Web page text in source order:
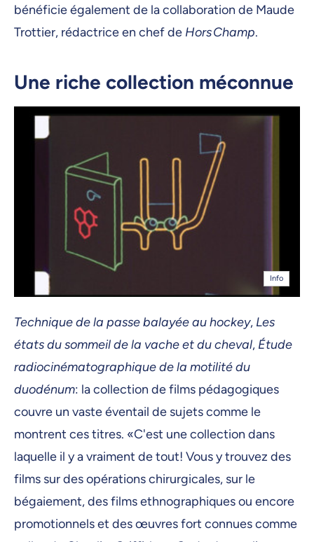
bénéficie également de la collaboration de Maude
Trottier, rédactrice en chef de Hors Champ.
Une riche collection méconnue
Info
Technique de la passe balayée au hockey, Les
états du sommeil de la vache et du cheval, Étude
radiocinématographique de la motilité du
duodénum: la collection de films pédagogiques
couvre un vaste éventail de sujets comme le
montrent ces titres. «C'est une collection dans
laquelle il y a vraiment de tout! Vous y trouvez des
films sur des opérations chirurgicales, sur le
bégaiement, des films ethnographiques ou encore
promotionnels et des œuvres fort connues comme